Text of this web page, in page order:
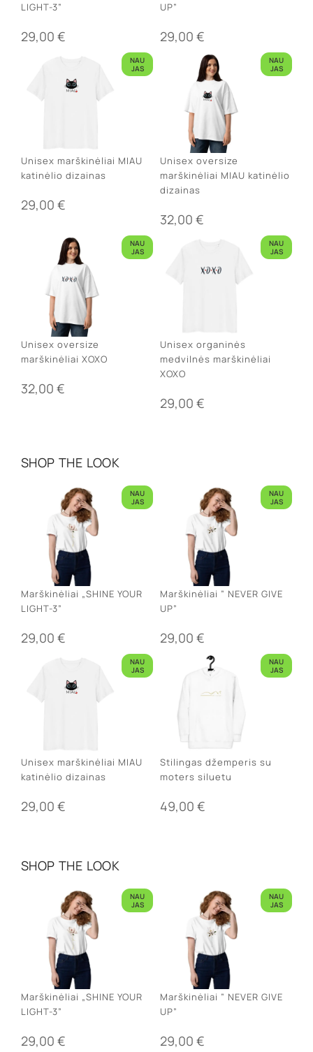
LIGHT-3”
29,00 €
UP”
29,00 €
NAU
JAS
Unisex marškinėliai MIAU
katinėlio dizainas
29,00 €
NAU
JAS
Unisex oversize
marškinėliai MIAU katinėlio
dizainas
32,00 €
NAU
JAS
Unisex oversize
marškinėliai XOXO
32,00 €
NAU
JAS
Unisex organinės
medvilnės marškinėliai
XOXO
29,00 €
SHOP THE LOOK
NAU
JAS
Marškinėliai „SHINE YOUR
LIGHT-3”
29,00 €
NAU
JAS
Marškinėliai ” NEVER GIVE
UP”
29,00 €
NAU
JAS
Unisex marškinėliai MIAU
katinėlio dizainas
29,00 €
NAU
JAS
Stilingas džemperis su
moters siluetu
49,00 €
SHOP THE LOOK
NAU
JAS
Marškinėliai „SHINE YOUR
LIGHT-3”
29,00 €
NAU
JAS
Marškinėliai ” NEVER GIVE
UP”
29,00 €